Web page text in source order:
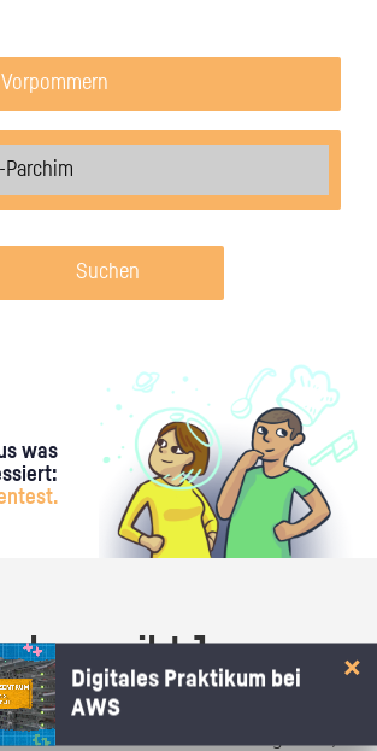
Suchen
was
ergibt 1
dich durch die Praktikumsangebote,
Digitales Praktikum bei
AWS